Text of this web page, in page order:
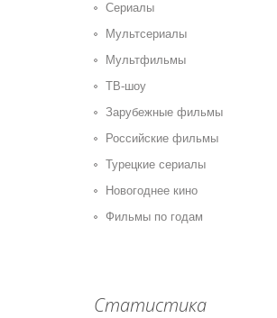
Сериалы
Мультсериалы
Мультфильмы
ТВ-шоу
Зарубежные фильмы
Российские фильмы
Турецкие сериалы
Новогоднее кино
Фильмы по годам
Статистика